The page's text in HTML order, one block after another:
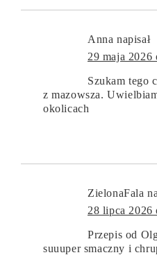
Anna napisał
29 maja 2026
Szukam tego
z mazowsza.
okolicach
ZielonaFala
28 lipca 2026
Przepis od
suuuper smaczny i